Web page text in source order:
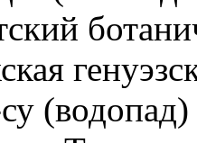
(водопад)